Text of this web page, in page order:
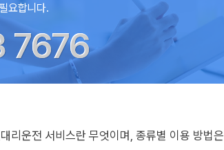
요합니다.
7676
리운전 서비스란 무엇이며, 종류별 이용 방법